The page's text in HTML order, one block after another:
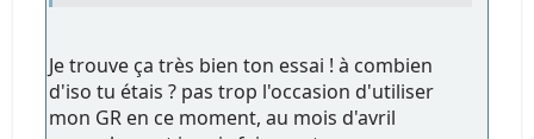
Je trouve ça très bien ton essai ! à combien
d'iso tu étais ? pas trop l'occasion d'utiliser
mon GR en ce moment, au mois d'avril